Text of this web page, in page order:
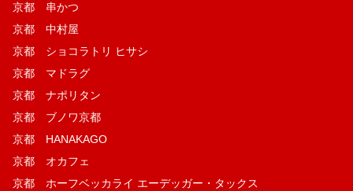
京都 串かつ
京都 中村屋
京都 ショコラトリ ヒサシ
京都 マドラグ
京都 ナポリタン
京都 ブノワ京都
京都 HANAKAGO
京都 オカフェ
京都 ホーフベッカライ エーデッガー・タックス